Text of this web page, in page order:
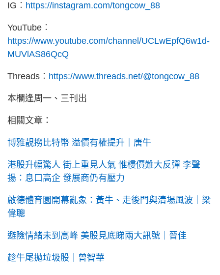
IG︰ https://instagram.com/tongcow_88
YouTube︰
https://www.youtube.com/channel/UCLwEpfQ6w1d-
MUVlAS86QcQ
Threads︰ https://www.threads.net/@tongcow_88
本欄逢周一、三刊出
相關文章：
博雅靚撈比特幣 溢價有權提升｜唐牛
港股升幅驚人 街上重見人氣 惟樓價難大反彈 李聲
揚：息口高企 發展商仍有壓力
啟德體育園開幕亂象：黃牛、走後門與清場風波｜梁
偉聰
避險情緒未到高峰 美股見底睇兩大訊號｜晉佳
趁牛尾拋垃圾股｜曾智華